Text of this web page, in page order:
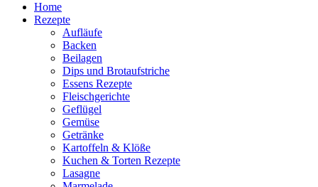
Home
Rezepte
Aufläufe
Backen
Beilagen
Dips und Brotaufstriche
Essens Rezepte
Fleischgerichte
Geflügel
Gemüse
Getränke
Kartoffeln & Klöße
Kuchen & Torten Rezepte
Lasagne